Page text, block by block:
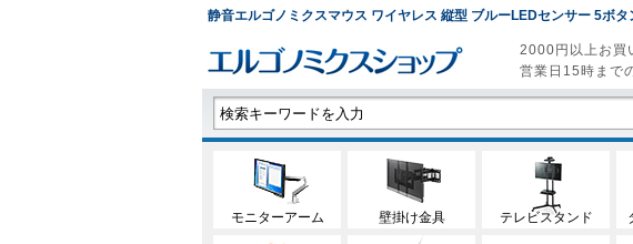
静音エルゴノミクスマウス ワイヤレス 縦型 ブルーLEDセンサー 5ボ
2000円以上お買
営業日15時まで
モニターアーム 壁掛け金具 テレビスタンド